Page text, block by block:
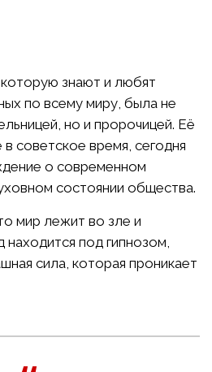
знают и любят
по всему миру, была не
но и пророчицей. Её
советское время, сегодня
о современном
состоянии общества.
мир лежит во зле и
под гипнозом,
сила, которая проникает